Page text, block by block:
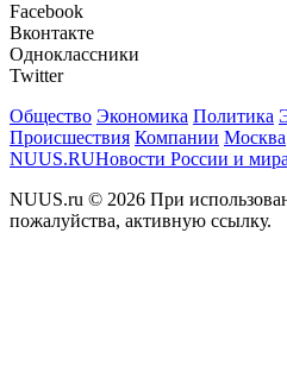
Facebook
Вконтакте
Одноклассники
Twitter
Общество Экономика Политика
Происшествия Компании Москва
NUUS.RUНовости России и
NUUS.ru © 2026 При
пожалуйства, активную ссылку.